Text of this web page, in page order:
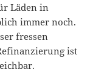
Läden in
immer noch.
fressen
ist